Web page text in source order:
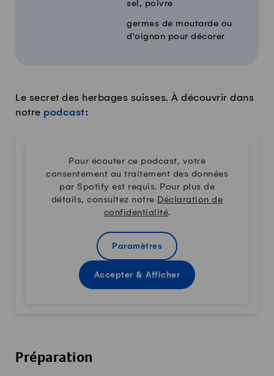
sel, poivre
germes de moutarde ou
d'oignon pour décorer
Le secret des herbages suisses. À découvrir dans
notre podcast:
Pour écouter ce podcast, votre
consentement au traitement des données
par Spotify est requis. Pour plus de
détails, consultez notre Déclaration de
confidentialité.
Paramètres
Accepter & Afficher
Préparation